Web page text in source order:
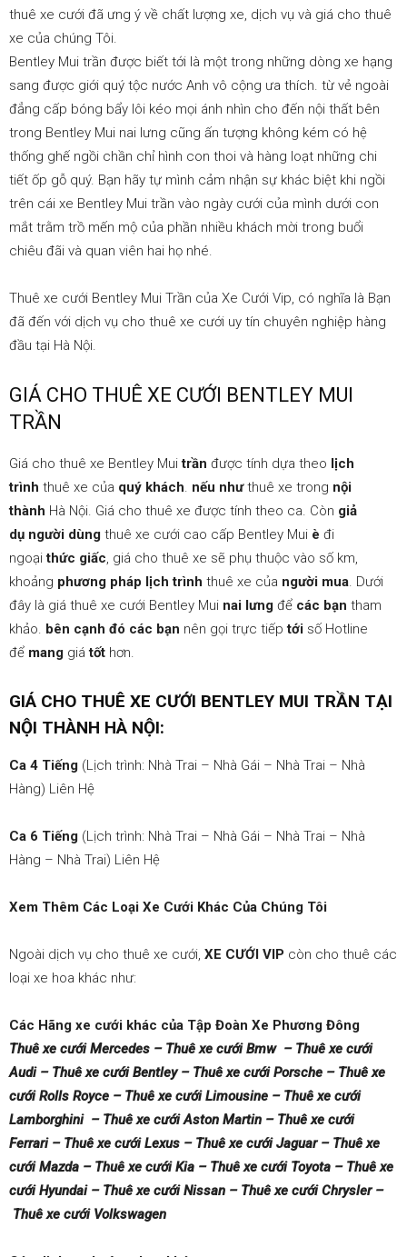
Cho
hạng
sang
thuê xe cưới đã ưng ý về chất lượng xe, dịch vụ và giá cho thuê
xe của chúng Tôi.
Bentley Mui trần được biết tới là một trong những dòng xe hạng
sang được giới quý tộc nước Anh vô cộng ưa thích. từ vẻ ngoài
đẳng cấp bóng bẩy lôi kéo mọi ánh nhìn cho đến nội thất bên
trong Bentley Mui nai lưng cũng ấn tượng không kém có hệ
thống ghế ngồi chần chỉ hình con thoi và hàng loạt những chi
tiết ốp gỗ quý. Bạn hãy tự mình cảm nhận sự khác biệt khi ngồi
trên cái xe Bentley Mui trần vào ngày cưới của mình dưới con
mắt trằm trồ mến mộ của phần nhiều khách mời trong buổi
chiêu đãi và quan viên hai họ nhé.
Thuê xe cưới Bentley Mui Trần của Xe Cưới Vip, có nghĩa là Bạn
đã đến với dịch vụ cho thuê xe cưới uy tín chuyên nghiệp hàng
đầu tại Hà Nội.
GIÁ CHO THUÊ XE CƯỚI BENTLEY MUI
TRẦN
Giá cho thuê xe Bentley Muitrần được tính dựa theo lịch
trình thuê xe của quý khách. nếu nhưthuê xe trong nội
thành Hà Nội. Giá cho thuê xe được tính theo ca. Còn giả
dụ người dùng thuê xe cưới cao cấp Bentley Mui è đi
ngoạithức giấc, giá cho thuê xe sẽ phụ thuộc vào số km,
khoảng phương pháp lịch trình thuê xe của người mua. Dưới
đây là giá thuê xe cưới Bentley Mui nai lưng để các bạn tham
khảo. bên cạnh đó các bạn nên gọi trực tiếptới số Hotline
để mang giátốt hơn.
GIÁ CHO THUÊ XE CƯỚI BENTLEY MUI TRẦN TẠI
NỘI THÀNH HÀ NỘI:
Ca 4 Tiếng (Lịch trình: Nhà Trai – Nhà Gái – Nhà Trai – Nhà
Hàng) Liên Hệ
Ca 6 Tiếng (Lịch trình: Nhà Trai – Nhà Gái – Nhà Trai – Nhà
Hàng – Nhà Trai) Liên Hệ
Xem Thêm Các Loại Xe Cưới Khác Của Chúng Tôi
Ngoài dịch vụ cho thuê xe cưới, XE CƯỚI VIP còn cho thuê các
loại xe hoa khác như:
Các Hãng xe cưới khác của Tập Đoàn Xe Phương Đông
Thuê xe cưới Mercedes – Thuê xe cưới Bmw – Thuê xe cưới
Audi – Thuê xe cưới Bentley – Thuê xe cưới Porsche – Thuê xe
cưới Rolls Royce – Thuê xe cưới Limousine – Thuê xe cưới
Lamborghini – Thuê xe cưới Aston Martin – Thuê xe cưới
Ferrari – Thuê xe cưới Lexus – Thuê xe cưới Jaguar – Thuê xe
cưới Mazda – Thuê xe cưới Kia – Thuê xe cưới Toyota – Thuê xe
cưới Hyundai – Thuê xe cưới Nissan – Thuê xe cưới Chrysler –
Thuê xe cưới Volkswagen